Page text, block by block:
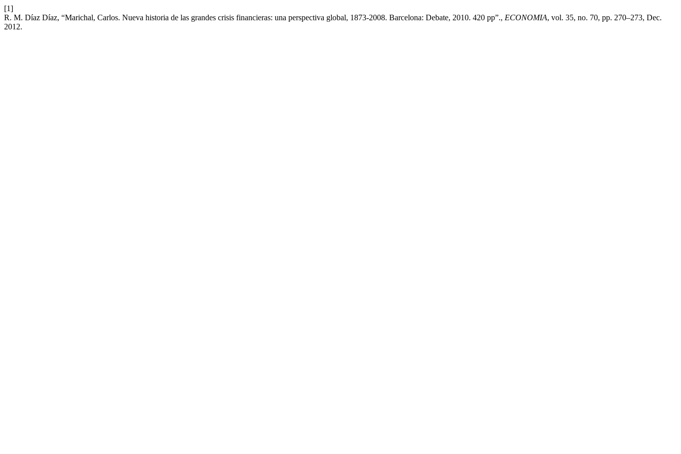
[1]
R. M. Díaz Díaz, “Marichal, Carlos. Nueva historia de las grandes crisis financieras: una perspectiva global, 1873-2008. Barcelona: Debate, 2010. 420 pp”., ECONOMIA, vol. 35, no. 70, pp. 270–273, Dec.
2012.